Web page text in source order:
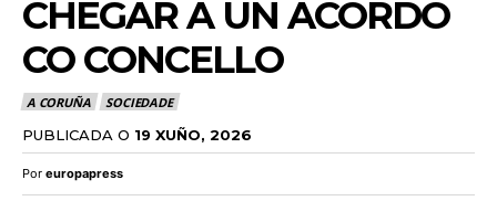
CHEGAR A UN ACORDO
CO CONCELLO
A CORUÑA SOCIEDADE
PUBLICADA O 19 XUÑO, 2026
Por europapress